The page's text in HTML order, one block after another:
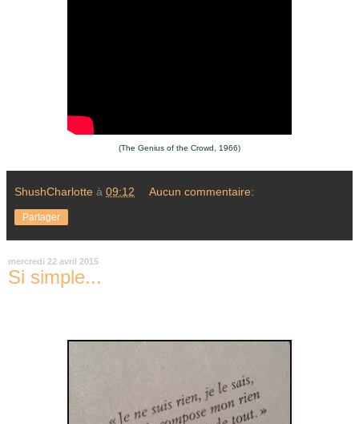
(The Genius of the Crowd, 1966)
ShushCharlotte à 09:12 Aucun commentaire:
Partager
mercredi 22 avril 2015
Si simple...